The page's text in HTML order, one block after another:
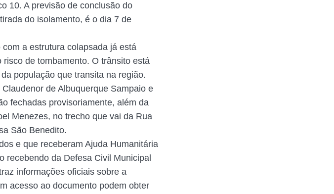
10. A previsão de conclusão do
do isolamento, é o dia 7 de
a estrutura colapsada já está
de tombamento. O trânsito está
população que transita na região.
de Albuquerque Sampaio e
fechadas provisoriamente, além da
Menezes, no trecho que vai da Rua
São Benedito.
e que receberam Ajuda Humanitária
recebendo da Defesa Civil Municipal
informações oficiais sobre a
acesso ao documento podem obter